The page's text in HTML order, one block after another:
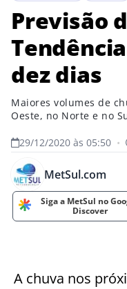
Previsão
dez dias
Maiores volumes de
Oeste, no Norte e no
29/12/2020 às 05:50 •
MetSul.com
Siga a MetSul no
Discover
A chuva nos